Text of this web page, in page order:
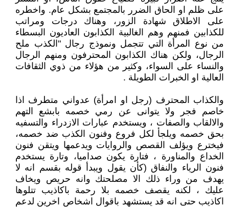
على ظلم او الحاق الضرر بالمجتمع بشكل عام. واخطره
على الاطلاق شهادة الزور، وهناك درجات ومراتب
للكذابين فمنهم وهم الغالبية الكذابون العاديون البسطاء
من نوع المرأة التي تتجمل ونموذج رجال "الكذب ملح
الرجال، ولكن هناك الكذابون المحترفون ومنهم الرجال
والنساء على السواء، وكثير من هؤلاء من ذوي الثقافات
العالية او الخبرات الطويلة .
والكذاب المحترف (رجل او امرأة) عدواني متطرف اذا
خاصم فجر ولا يتوانى عن رمي خصمه بابشع التهم
والالقاب والصفات ، ويستخدم عبارات الازدراء والتسفيه
بحق خصمه ويلجأ لكل فروع وفنون الكذب ضد خصمه،
فيخترع ويؤلف القصص والروايات ويدعمها ويتقن فنون
الخداع والمناورة ، فتارة يكون صداميا، وتارة يستخدم
فنون الرياء والنفاق (كأن يقول ويبدأ قوله بقسم انه لا
يهدف من وراء ذلك الا مصلحتك وانه حريص ويخاف
عليك ، لكنه يقصف خصمه بلا رحمة باكاذيب تتلوها
اكاذيب حتى انه قد يستشهد باقوال اشخاص اخرين لدعم